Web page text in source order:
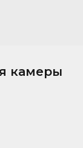
камеры